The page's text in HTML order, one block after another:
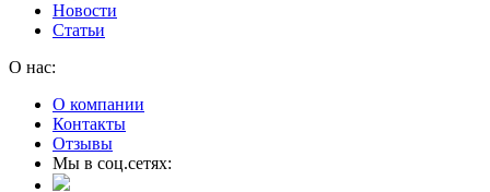
Новости
Статьи
О нас:
О компании
Контакты
Отзывы
Мы в соц.сетях: